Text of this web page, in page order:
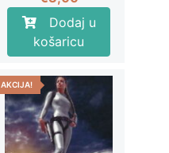
Dodaj u
košaricu
AKCIJA!